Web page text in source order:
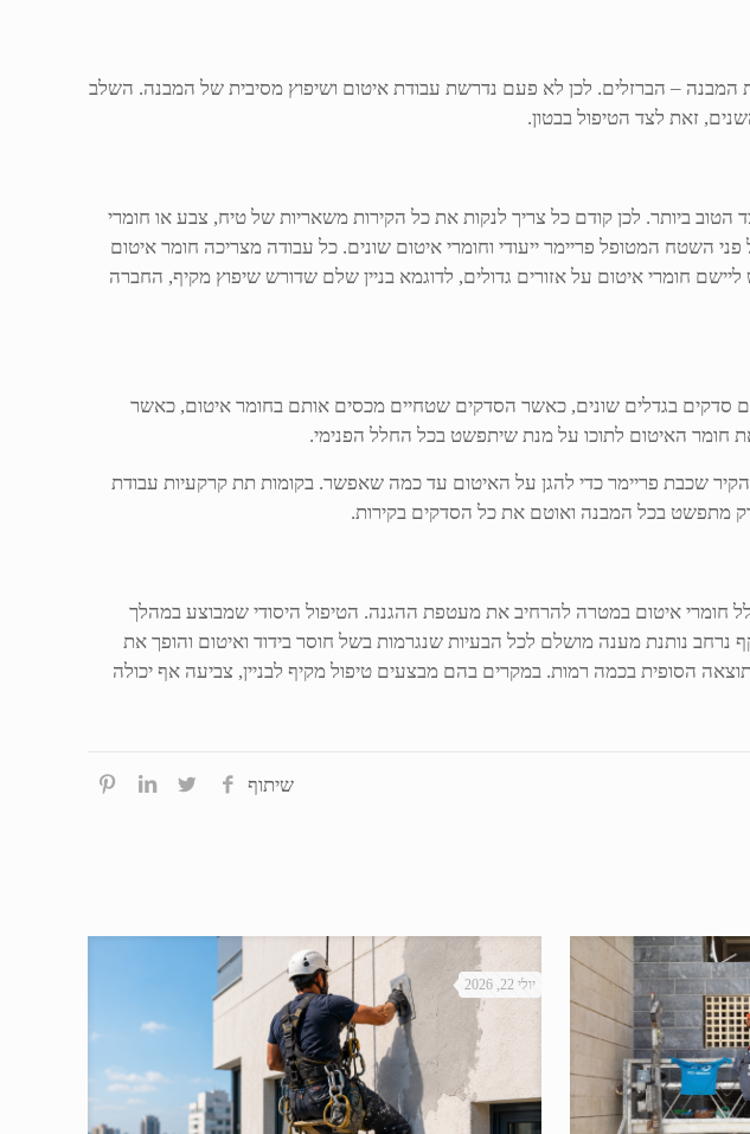
המבנה – הברזלים. לכן לא פעם נדרשת עבודת איטום ושיפוץ מסיבית של המבנה. השלב
זאת לצד הטיפול בבטון.
הטוב ביותר. לכן קודם כל צריך לנקות את כל הקירות משאריות של טיח, צבע או חומרי
השטח המטופל פריימר ייעודי וחומרי איטום שונים. כל עבודה מצריכה חומר איטום
חומרי איטום על אזורים גדולים, לדוגמא בניין שלם שדורש שיפוץ מקיף, החברה
סדקים בגדלים שונים, כאשר הסדקים שטחיים מכסים אותם בחומר איטום, כאשר
חומר האיטום לתוכו על מנת שיתפשט בכל החלל הפנימי.
שכבת פריימר כדי להגן על האיטום עד כמה שאפשר. בקומות תת קרקעיות עבודת
מתפשט בכל המבנה ואוטם את כל הסדקים בקירות.
חומרי איטום במטרה להרחיב את מעטפת ההגנה. הטיפול היסודי שמבוצע במהלך
נרחב נותנת מענה מושלם לכל הבעיות שנגרמות בשל חוסר בידוד ואיטום והופך את
הסופית בכמה רמות. במקרים בהם מבצעים טיפול מקיף לבניין, צביעה אף יכולה
שיתוף
יולי 22, 2026